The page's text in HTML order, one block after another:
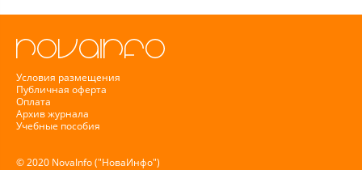
Условия размещения
Публичная оферта
Оплата
Архив журнала
Учебные пособия
© 2020 NovaInfo ("НоваИнфо")